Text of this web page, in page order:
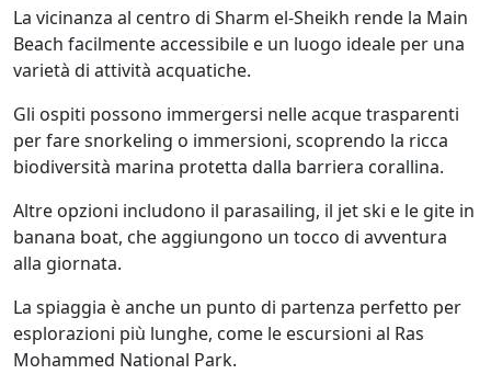
La vicinanza al centro di Sharm el-Sheikh rende la Main
Beach facilmente accessibile e un luogo ideale per una
varietà di attività acquatiche.
Gli ospiti possono immergersi nelle acque trasparenti
per fare snorkeling o immersioni, scoprendo la ricca
biodiversità marina protetta dalla barriera corallina.
Altre opzioni includono il parasailing, il jet ski e le gite in
banana boat, che aggiungono un tocco di avventura
alla giornata.
La spiaggia è anche un punto di partenza perfetto per
esplorazioni più lunghe, come le escursioni al Ras
Mohammed National Park.